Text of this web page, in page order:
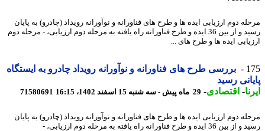
دوم ارزیابی ایده ها و طرح های فناورانه و نوآورانه رویداد (چادرو) به پایان
رسید و از بین 36 ایده و طرح فناورانه راه یافته به مرحله دوم ارزیابی، - مرحله دوم
ایده ها و طرح های ...
بررسی طرح های فناورانه و نوآورانه رویداد چادرو به ایستگاه
رسید
-اقتصادی-29 ماه پیش - سه شنبه 15 اسفند 1402، 16:15 71580691
دوم ارزیابی ایده ها و طرح های فناورانه و نوآورانه رویداد (چادرو) به پایان
و طرح فناورانه راه یافته به مرحله دوم ارزیابی، -